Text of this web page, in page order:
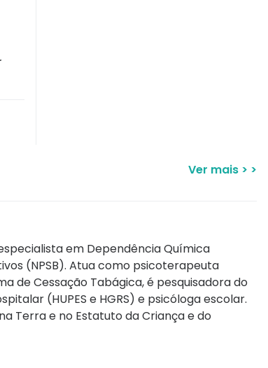
Ver mais > >
em Dependência Química
(NPSB). Atua como psicoterapeuta
de Cessação Tabágica, é pesquisadora do
(HUPES e HGRS) e psicóloga escolar.
Terra e no Estatuto da Criança e do